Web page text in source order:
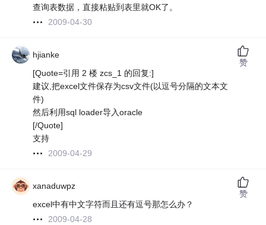
查询表数据，直接粘贴到表里就OK了。
2009-04-30
hjianke
[Quote=引用 2 楼 zcs_1 的回复:]
建议,把excel文件保存为csv文件(以逗号分隔的文本文
件)
然后利用sql loader导入oracle
[/Quote]
支持
2009-04-29
赞
xanaduwpz
excel中有中文字符而且还有逗号那怎么办？
2009-04-28
赞